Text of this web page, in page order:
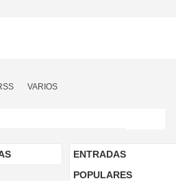
VARIOS
ENTRADAS
POPULARES